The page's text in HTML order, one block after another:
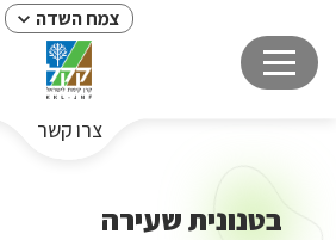
צמח השדה
צרו קשר
בטנונית שעירה